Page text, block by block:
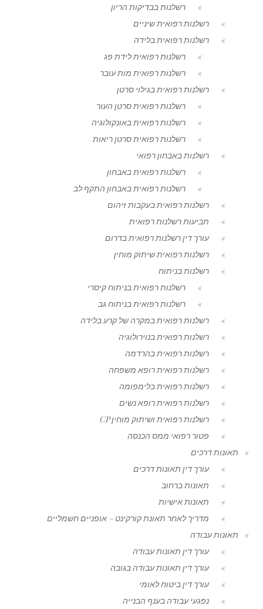
רשלנות בבדיקות הריון
רשלנות רפואית שיניים
רשלנות רפואית בלידה
רשלנות רפואית לידת פג
רשלנות רפואית מות עובר
רשלנות רפואית בגילוי סרטן
רשלנות רפואית סרטן העור
רשלנות רפואית באונקולוגיה
רשלנות רפואית סרטן ריאות
רשלנות באבחון רפואי
רשלנות רפואית באבחון
רשלנות רפואית באבחון התקף לב
רשלנות רפואית בעקבות זיהום
תביעות רשלנות רפואית
עורך דין רשלנות רפואית בדרום
רשלנות רפואית שיתוק מוחין
רשלנות בניתוח
רשלנות רפואית בניתוח קיסרי
רשלנות רפואית בניתוח גב
רשלנות רפואית במקרה של קרע בלידה
רשלנות רפואית בנוירולוגיה
רשלנות רפואית בהרדמה
רשלנות רפואית רופא משפחה
רשלנות רפואית בלימפומה
רשלנות רפואית רופא נשים
רשלנות רפואית ושיתוק מוחין CP
פטור רפואי ממס הכנסה
תאונות דרכים
עורך דין תאונות דרכים
תאונות ברחוב
תאונות אישיות
מדריך לאחר תאונת קורקינט – אופניים חשמליים
תאונות עבודה
עורך דין תאונות עבודה
עורך דין תאונות עבודה בגובה
עורך דין ביטוח לאומי
נפגעי עבודה בענף הבנייה